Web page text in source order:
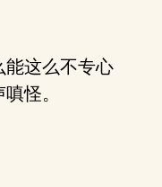
这么不专心
怪。